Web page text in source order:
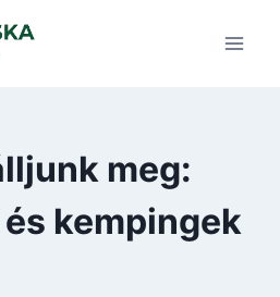
meg:
kempingek